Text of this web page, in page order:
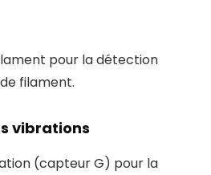
pour la détection
filament.
vibrations
(capteur G) pour la